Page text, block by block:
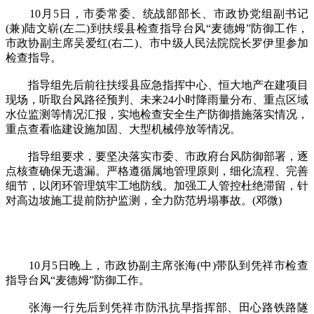
10月5日，市委常委、统战部部长、市政协党组副书记
(兼)陆文崭(左二)到扶绥县检查指导台风“麦德姆”防御工作，
市政协副主席吴爱红(右二)、市中级人民法院院长罗伊里参加
检查指导。
指导组先后前往扶绥县应急指挥中心、恒大地产在建项目
现场，听取台风路径预判、未来24小时降雨量分布、重点区域
水位监测等情况汇报，实地检查安全生产防御措施落实情况，
重点查看临建设施加固、大型机械停放等情况。
指导组要求，要坚决落实市委、市政府台风防御部署，逐
点核查确保无遗漏。严格遵循属地管理原则，细化流程、完善
细节，以闭环管理筑牢工地防线。加强工人管控杜绝滞留，针
对高边坡施工提前防护监测，全力防范坍塌事故。(邓微)
10月5日晚上，市政协副主席张海(中)带队到凭祥市检查
指导台风“麦德姆”防御工作。
张海一行先后到凭祥市防汛抗旱指挥部、田心路铁路隧